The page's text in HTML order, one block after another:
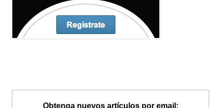
Obtenga nuevos artículos por email: